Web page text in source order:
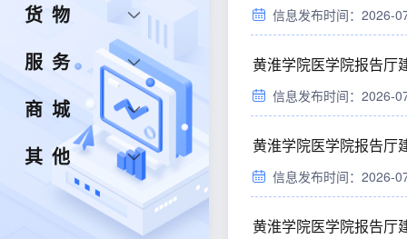
货物
服务
商城
其他
信息发布时间：2026-
黄淮学院医学院报告厅
信息发布时间：2026-
黄淮学院医学院报告厅
信息发布时间：2026-
黄淮学院医学院报告厅